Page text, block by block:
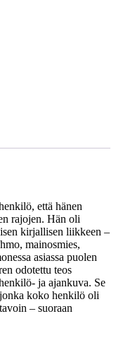
että hänen
rajojen. Hän oli
kirjallisen liikkeen –
mainosmies,
asiassa puolen
odotettu teos
ja ajankuva. Se
koko henkilö oli
– suoraan